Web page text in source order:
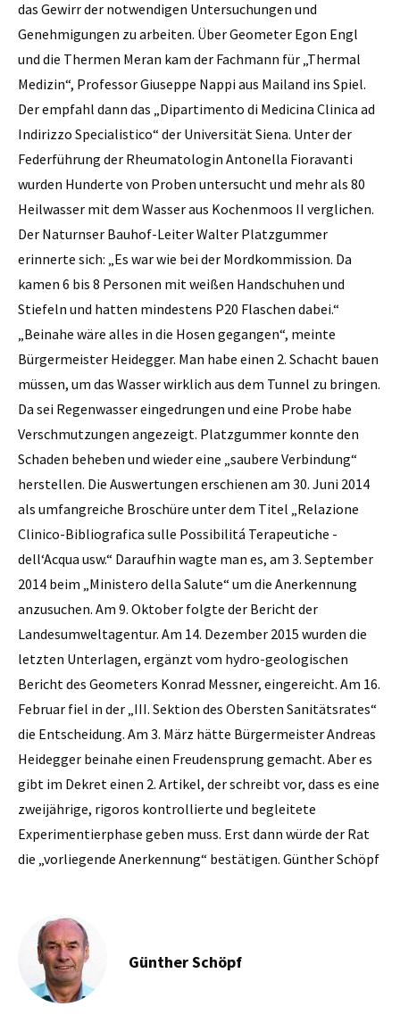
das Gewirr der notwendigen Untersuchungen und
Genehmigungen zu arbeiten. Über Geometer Egon Engl
und die Thermen Meran kam der Fachmann für „Thermal
Medizin“, Professor Giuseppe ­Nappi aus Mailand ins Spiel.
Der ­empfahl dann das „Dipartimento di Medicina Clinica ad
Indirizzo Specialistico“ der Universität ­Siena. Unter der
Federführung der Rheumatologin Antonella Fioravanti
wurden Hunderte von Proben untersucht und mehr als 80
Heilwasser mit dem Wasser aus Kochenmoos II verglichen.
Der Naturnser Bauhof-Leiter Walter Platzgummer
erinnerte sich: „Es war wie bei der Mordkommission. Da
kamen 6 bis 8 Personen mit weißen Handschuhen und
Stiefeln und hatten mindestens P20 Flaschen dabei.“
„Beinahe wäre alles in die Hosen gegangen“, meinte
Bürgermeister Heidegger. Man habe einen 2. Schacht bauen
müssen, um das Wasser wirklich aus dem Tunnel zu bringen.
Da sei Regenwasser eingedrungen und eine Probe habe
Verschmutzungen angezeigt. Platzgummer konnte den
Schaden beheben und wieder eine „saubere Verbindung“
herstellen. Die Auswertungen erschienen am 30. Juni 2014
als umfangreiche Broschüre unter dem Titel „Relazione
Clinico-Bibliografica sulle Possibilitá ­Terapeutiche ­
dell‘Acqua usw.“ Daraufhin wagte man es, am 3. September
2014 beim „Ministero della Salute“ um die Anerkennung
anzusuchen. Am 9. Oktober folgte der Bericht der
Landesumweltagentur. Am 14. Dezember 2015 wurden die
letzten Unterlagen, ergänzt vom hydro-geologischen
Bericht des Geometers Konrad Messner, eingereicht. Am 16.
Februar fiel in der „III. Sektion des Obersten Sanitätsrates“
die Entscheidung. Am 3. März hätte Bürgermeister Andreas
Heidegger beinahe einen Freudensprung gemacht. Aber es
gibt im Dekret einen 2. Artikel, der schreibt vor, dass es eine
zweijährige, rigoros kontrollierte und begleitete
Experimentierphase geben muss. Erst dann würde der Rat
die „vorliegende Anerkennung“ bestätigen. Günther Schöpf
Günther Schöpf